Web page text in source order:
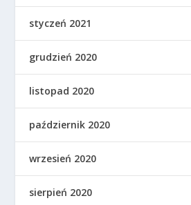
styczeń 2021
grudzień 2020
listopad 2020
październik 2020
wrzesień 2020
sierpień 2020